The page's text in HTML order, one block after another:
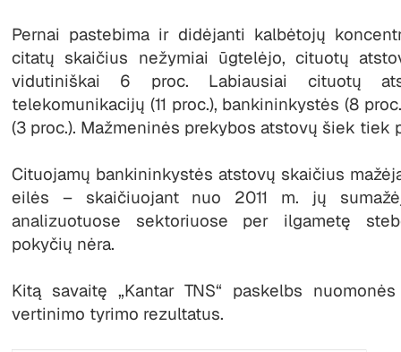
Pernai pastebima ir didėjanti kalbėtojų
citatų skaičius nežymiai ūgtelėjo, cituotų
vidutiniškai 6 proc. Labiausiai cituotų
telekomunikacijų (11 proc.), bankininkystės (8
(3 proc.). Mažmeninės prekybos atstovų šiek tiek
Cituojamų bankininkystės atstovų skaičius
eilės – skaičiuojant nuo 2011 m. jų
analizuotuose sektoriuose per ilgametę
pokyčių nėra.
Kitą savaitę „Kantar TNS“ paskelbs
vertinimo tyrimo rezultatus.